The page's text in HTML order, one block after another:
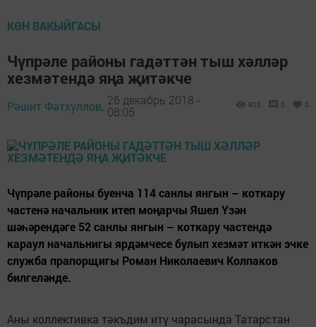
КӨН ВАКЫЙГАСЫ
Чүпрәле районы гадәттән тыш хәлләр
хезмәтендә яңа җитәкче
Рәшит Фәтхуллов, 26 декабрь 2018 -
08:05
803 0 0
Чүпрәле районы буенча 114 санлы янгын – коткару
частенә начальник итеп моңарчы Яшел Үзән
шәһәрендәге 52 санлы янгын – коткару частендә
караул начальнигы ярдәмчесе булып хезмәт иткән эчке
служба прапорщигы Роман Николаевич Колпаков
билгеләнде.
Аны коллективка тәкъдим итү чарасында Татарстан